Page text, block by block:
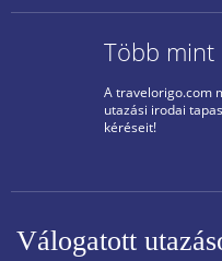
Több mint
A travelorigo.com
utazási irodai
kéréseit!
Válogatott